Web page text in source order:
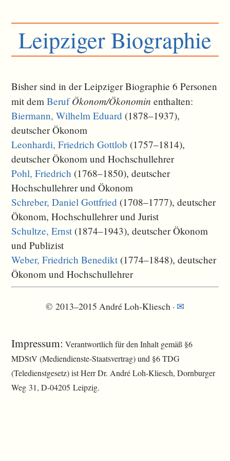
Leipziger Biographie
Bisher sind in der Leipziger Biographie 6 Personen
mit demBeruf Ökonom/Ökonomin enthalten:
Biermann, Wilhelm Eduard (1878–1937),
deutscher Ökonom
Leonhardi, Friedrich Gottlob (1757–1814),
deutscher Ökonom und Hochschullehrer
Pohl, Friedrich (1768–1850), deutscher
Hochschullehrer und Ökonom
Schreber, Daniel Gottfried (1708–1777), deutscher
Ökonom, Hochschullehrer und Jurist
Schultze, Ernst (1874–1943), deutscher Ökonom
und Publizist
Weber, Friedrich Benedikt (1774–1848), deutscher
Ökonom und Hochschullehrer
© 2013–2015 André Loh-Kliesch · ✉
Impressum: Verantwortlich für den Inhalt gemäß §6
MDStV (Mediendienste-Staatsvertrag) und §6 TDG
(Teledienstgesetz) ist Herr Dr. André Loh-Kliesch, Dornburger
Weg 31, D-04205 Leipzig.